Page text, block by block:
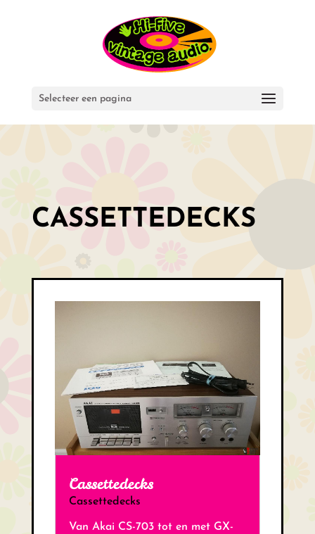
Selecteer een pagina
CASSETTEDECKS
Cassettedecks
Cassettedecks
Van Akai CS-703 tot en met GX-